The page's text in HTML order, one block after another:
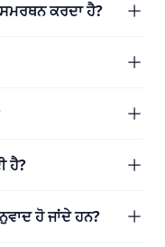
ਸਮਰਥਨ ਕਰਦਾ ਹੈ?
ਹੈ?
ਹੋ ਜਾਂਦੇ ਹਨ?